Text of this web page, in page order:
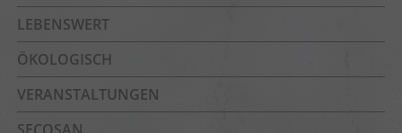
LEBENSWERT
ÖKOLOGISCH
VERANSTALTUNGEN